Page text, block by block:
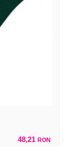
48,21 RON